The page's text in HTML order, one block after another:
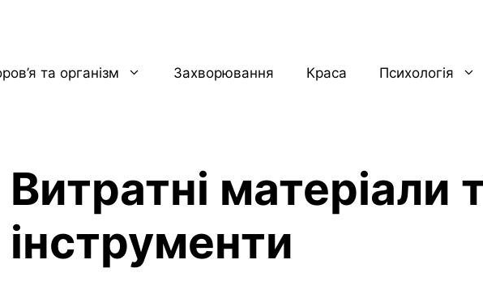
та організм Захворювання Краса Психологія
Витратні матеріали
інструменти